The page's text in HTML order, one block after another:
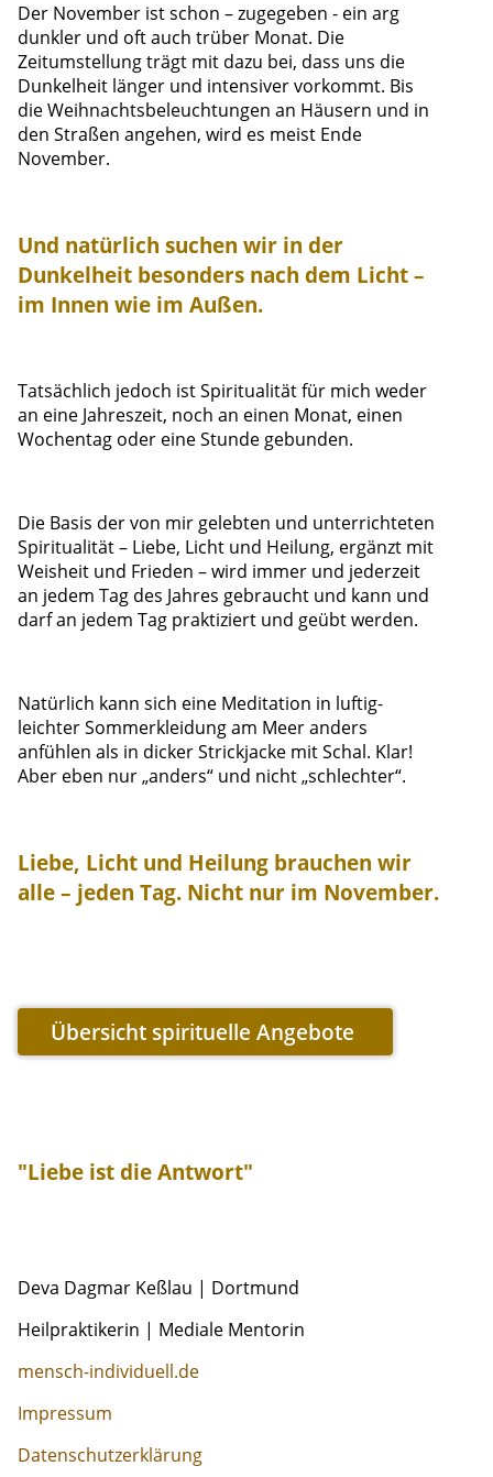
Der November ist schon – zugegeben - ein arg
dunkler und oft auch trüber Monat. Die
Zeitumstellung trägt mit dazu bei, dass uns die
Dunkelheit länger und intensiver vorkommt. Bis
die Weihnachtsbeleuchtungen an Häusern und in
den Straßen angehen, wird es meist Ende
November.
Und natürlich suchen wir in der
Dunkelheit besonders nach dem Licht –
im Innen wie im Außen.
Tatsächlich jedoch ist Spiritualität für mich weder
an eine Jahreszeit, noch an einen Monat, einen
Wochentag oder eine Stunde gebunden.
Die Basis der von mir gelebten und unterrichteten
Spiritualität – Liebe, Licht und Heilung, ergänzt mit
Weisheit und Frieden – wird immer und jederzeit
an jedem Tag des Jahres gebraucht und kann und
darf an jedem Tag praktiziert und geübt werden.
Natürlich kann sich eine Meditation in luftig-
leichter Sommerkleidung am Meer anders
anfühlen als in dicker Strickjacke mit Schal. Klar!
Aber eben nur „anders“ und nicht „schlechter“.
Liebe, Licht und Heilung brauchen wir
alle – jeden Tag. Nicht nur im November.
Übersicht spirituelle Angebote
"Liebe ist die Antwort"
Deva Dagmar Keßlau | Dortmund
Heilpraktikerin | Mediale Mentorin
mensch-individuell.de
Impressum
Datenschutzerklärung